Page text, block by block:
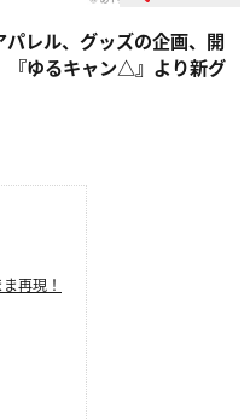
レル、グッズの企画、開
『ゆるキャン△』より新グ
再現！